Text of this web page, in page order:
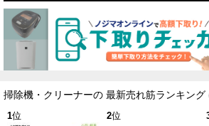
掃除機・クリーナーの 最新売れ筋ランキング
1位 2位